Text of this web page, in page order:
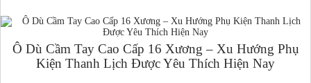
Ô Dù Cầm Tay Cao Cấp 16 Xương – Xu Hướng Phụ
Kiện Thanh Lịch Được Yêu Thích Hiện Nay